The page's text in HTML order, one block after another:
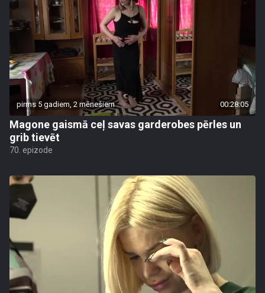
pirms 5 gadiem, 2 mēnešiem 00:28:05
Magone gaismā ceļ savas garderobes pērles un
grib tievēt
70. epizode